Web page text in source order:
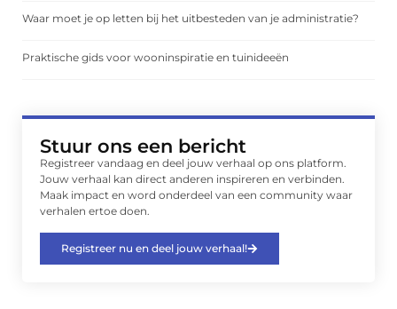
Waar moet je op letten bij het uitbesteden van je administratie?
Praktische gids voor wooninspiratie en tuinideeën
Stuur ons een bericht
Registreer vandaag en deel jouw verhaal op ons platform.
Jouw verhaal kan direct anderen inspireren en verbinden.
Maak impact en word onderdeel van een community waar
verhalen ertoe doen.
Registreer nu en deel jouw verhaal!